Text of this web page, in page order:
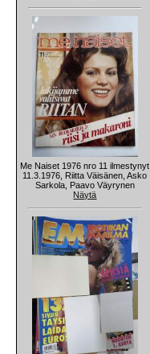
Me Naiset 1976 nro 11 ilmestynyt
11.3.1976, Riitta Väisänen, Asko
Sarkola, Paavo Väyrynen
Näytä